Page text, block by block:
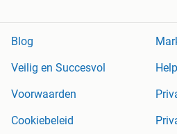
Blog
Veilig en Succesvol
Voorwaarden
Cookiebeleid